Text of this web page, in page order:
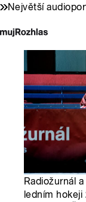
Největší
Radiožurnál
ledním hokeji